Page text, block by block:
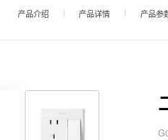
产品介绍 产品详情 产品参